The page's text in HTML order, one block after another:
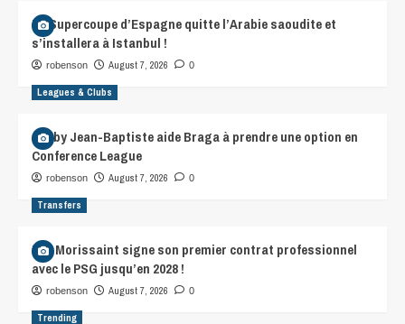
La Supercoupe d’Espagne quitte l’Arabie saoudite et
s’installera à Istanbul !
robenson August 7, 2026 0
Leagues & Clubs
Gorby Jean-Baptiste aide Braga à prendre une option en
Conference League
robenson August 7, 2026 0
Transfers
Léa Morissaint signe son premier contrat professionnel
avec le PSG jusqu’en 2028 !
robenson August 7, 2026 0
Trending